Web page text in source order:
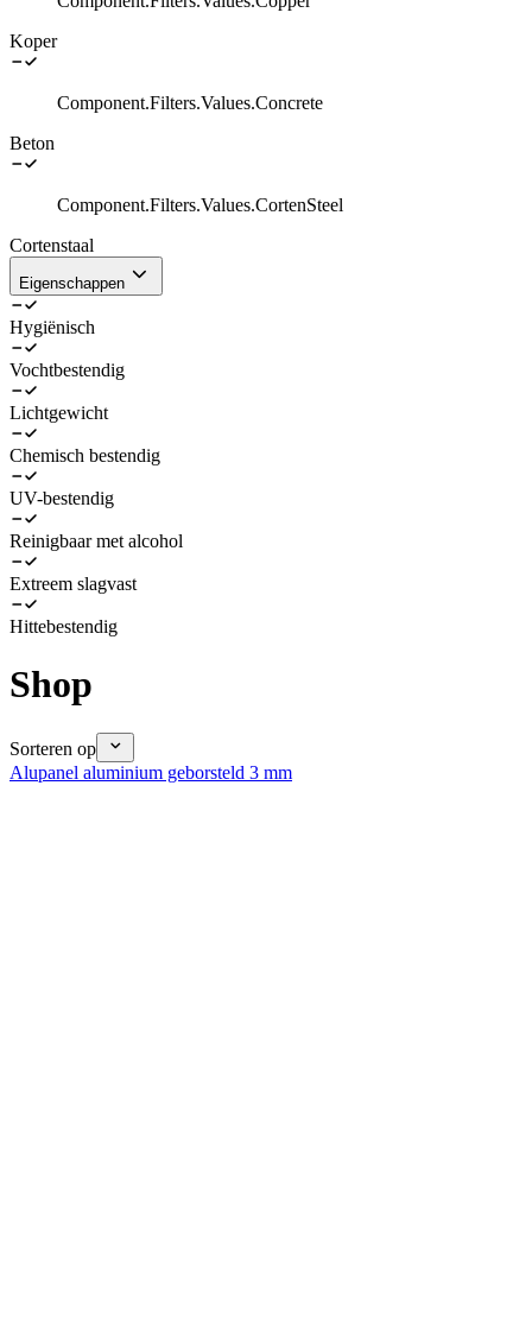
Koper
Component.Filters.Values.Concrete
Beton
Component.Filters.Values.CortenSteel
Cortenstaal
Eigenschappen
Hygiënisch
Vochtbestendig
Lichtgewicht
Chemisch bestendig
UV-bestendig
Reinigbaar met alcohol
Extreem slagvast
Hittebestendig
Shop
Sorteren op
Alupanel aluminium geborsteld 3 mm